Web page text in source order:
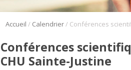
Accueil / Calendrier/
Conférences
CHU Sainte-Justine